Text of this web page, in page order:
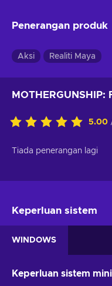
Penerangan produk
Aksi Realiti Maya
MOTHERGUNSHIP:
5.00
Tiada penerangan lagi
Keperluan sistem
WINDOWS
Keperluan sistem